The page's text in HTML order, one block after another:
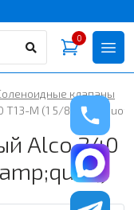
0
клапаны
T13-M (1 5/8&amp;quot;)
Alco 240